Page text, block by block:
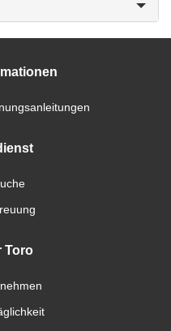
Toro